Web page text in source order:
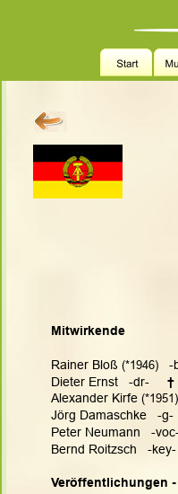
Mitwirkende
Rainer Bloß (*1946)
Dieter Ernst   -dr- †
Alexander Kirfe (*1951)
Jörg Damaschke   -g-
Peter Neumann   -
Bernd Roitzsch   -key-
Veröffentlichungen